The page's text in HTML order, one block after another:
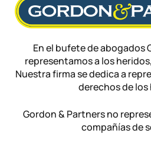
En el bufete de abogados
representamos a los
Nuestra firma se dedica a
derechos de los
Gordon & Partners no
compañías de